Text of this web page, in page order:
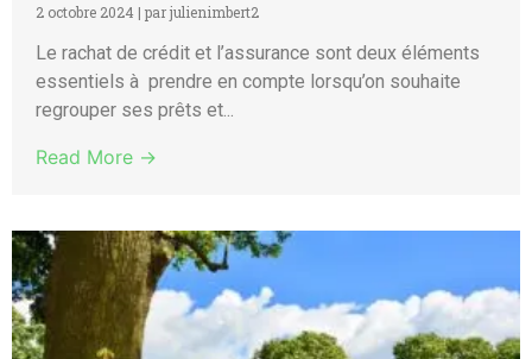
2 octobre 2024 | par julienimbert2
Le rachat de crédit et l’assurance sont deux éléments
essentiels à prendre en compte lorsqu’on souhaite
regrouper ses prêts et...
Read More →